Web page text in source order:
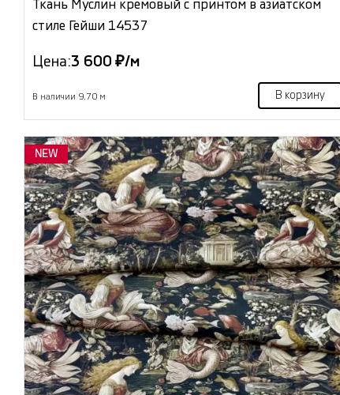
Ткань Муслин кремовый с принтом в азиатском
стиле Гейши 14537
Цена:3 600 ₽/м
В наличии 9.70 м В корзину
NEW